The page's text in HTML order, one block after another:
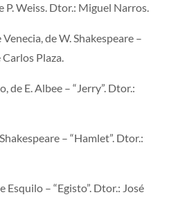
P. Weiss. Dtor.: Miguel Narros.
de W. Shakespeare –
Carlos Plaza.
de E. Albee – “Jerry”. Dtor.:
– “Hamlet”. Dtor.:
Esquilo – “Egisto”. Dtor.: José